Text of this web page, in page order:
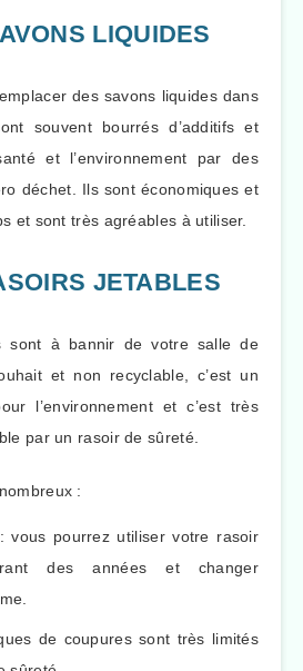
LIQUIDES
des savons liquides dans
souvent bourrés d’additifs et
et l’environnement par des
déchet. Ils sont économiques et
et sont très agréables à utiliser.
JETABLES
sont à bannir de votre salle de
et non recyclable, c’est un
l’environnement et c’est très
par un rasoir de sûreté.
:
vous pourrez utiliser votre rasoir
des années et changer
de coupures sont très limités